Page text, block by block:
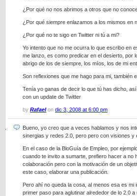
¿Por qué no nos abrimos a otros que no
¿Por qué siempre enlazamos a los mismos en
¿Por qué no te sigo en Twitter ni tú a mi?
Yo intento que no me ocurra lo que escribo en
me lanzo, es como predicar en el desierto, por
abrigo de los de siempre, los míos, los de mi
Son reflexiones que me hago para mi, también
Tenía yo ganas de decir lo que tú has dicho,
con un update de Twitter
by Rafaelon dic 3, 2008 at 6:00 pm
Bueno, yo creo que a veces hablamos y nos
sinergias y redes 2.0, pero pero con visiones y
En el caso de la BloGuía de Empleo, por
cuando te invito a sumarte, prefiero hacer a no
colaboración pero con la motivación de un
este caso, elaborar una publicación.
Pero ahí no queda la cosa, al menos esa es mi
primer paso para aglutinar alrededor de lo 2.0